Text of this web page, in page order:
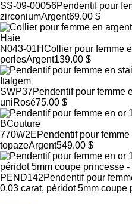
SS-09-00056Pendentif pour
zirconiumArgent69.00 $
N043-01HCollier pour femme
perlesArgent139.00 $
SWP37Pendentif pour femme
uniRosé75.00 $
770W2EPendentif pour femme
topazeArgent549.00 $
PEND142Pendentif pour
0.03 carat, péridot 5mm coupe